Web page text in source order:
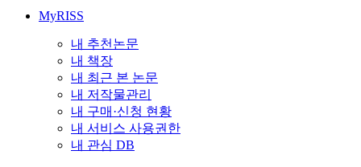
MyRISS
내 추천논문
내 책장
내 최근 본 논문
내 저작물관리
내 구매·신청 현황
내 서비스 사용권한
내 관심 DB